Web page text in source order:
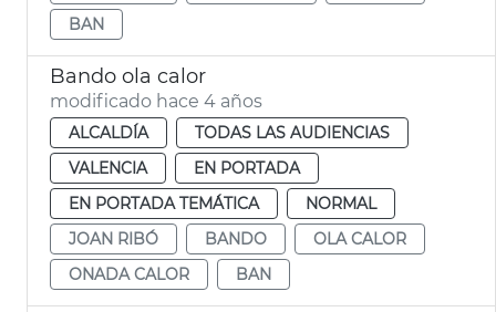
BAN
Bando ola calor
modificado hace 4 años
ALCALDÍA
TODAS LAS AUDIENCIAS
VALENCIA
EN PORTADA
EN PORTADA TEMÁTICA
NORMAL
JOAN RIBÓ
BANDO
OLA CALOR
ONADA CALOR
BAN